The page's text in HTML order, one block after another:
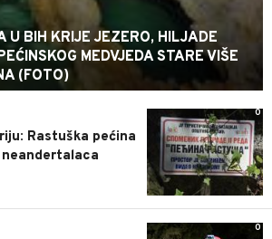
U BIH KRIJE JEZERO, HILJADE
MEDVJEDA STARE VIŠE
(FOTO)
0
Rastuška pećina
0